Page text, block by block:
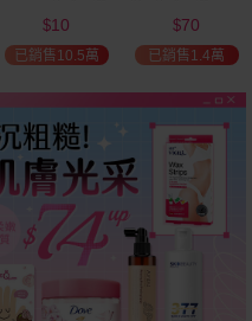
美式賣場熱銷
$10
已銷售10.5萬
$70
已銷售1.4萬